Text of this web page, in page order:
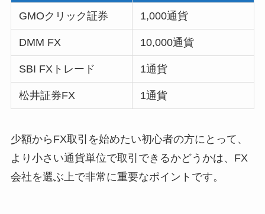
GMOクリック証券 1,000通貨
DMM FX 10,000通貨
SBI FXトレード 1通貨
松井証券FX 1通貨
少額からFX取引を始めたい初心者の方にとって、
より小さい通貨単位で取引できるかどうかは、FX
会社を選ぶ上で非常に重要なポイントです。